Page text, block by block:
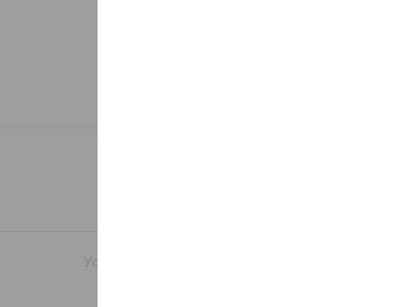
Условия продажи